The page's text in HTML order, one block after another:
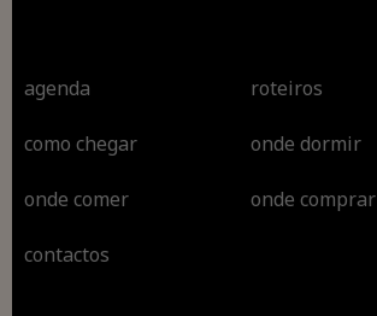
agenda roteiros
como chegar onde dormir
onde comer onde comprar
contactos